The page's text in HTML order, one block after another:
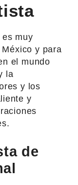
muy
y para
el mundo
la
y los
y
de